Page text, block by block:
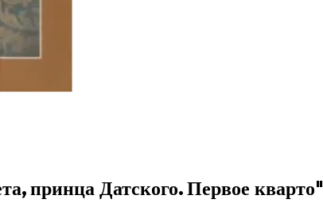
принца Датского. Первое кварто"